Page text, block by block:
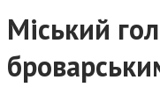
Міський